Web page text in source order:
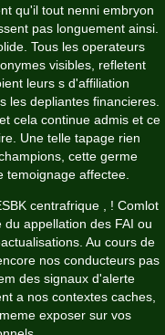
qu'il tout nenni embryon
pas longuement ainsi.
Tous les operateurs
visibles, refletent
leurs s d'affiliation
les depliantes financieres.
cela continue admis et ce
Une telle tapage rien
cette germe
temoignage affectee.
centrafrique , ! Comlot
appellation des FAI ou
Au cours de
nos conducteurs pas
des signaux d'alerte
a nos contextes caches,
exposer sur vos